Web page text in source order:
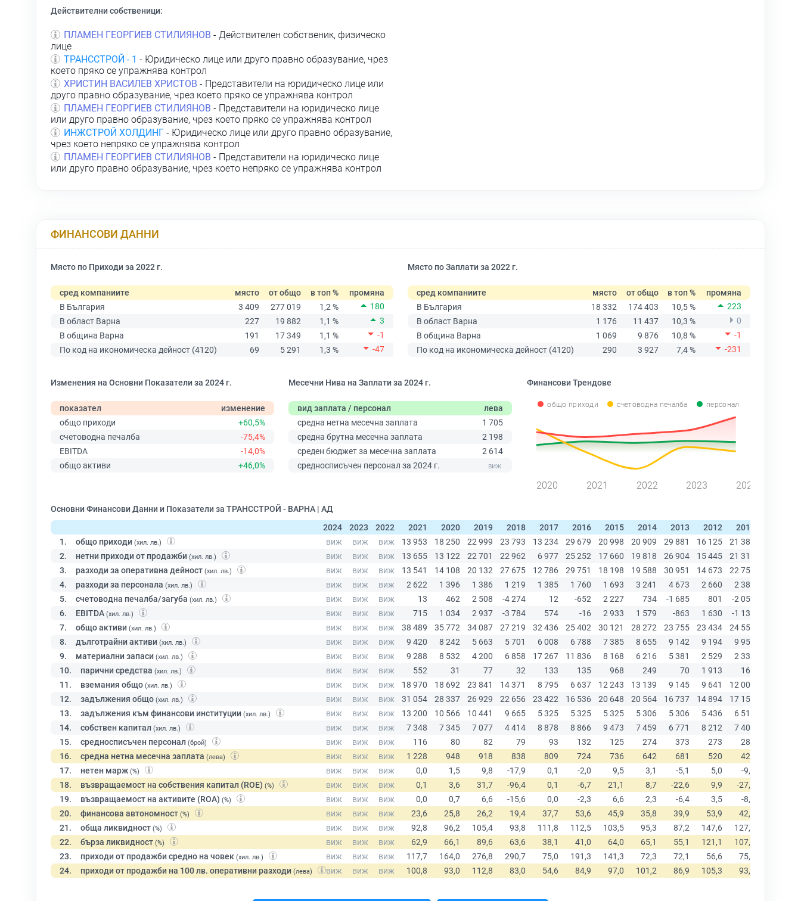
Действителни собственици:
ПЛАМЕН ГЕОРГИЕВ СТИЛИЯНОВ - Действителен собственик, физическо
лице
ТРАНССТРОЙ - 1 - Юридическо лице или друго правно образувание, чрез
което пряко се упражнява контрол
ХРИСТИН ВАСИЛЕВ ХРИСТОВ - Представители на юридическо лице или
друго правно образувание, чрез което пряко се упражнява контрол
ПЛАМЕН ГЕОРГИЕВ СТИЛИЯНОВ - Представители на юридическо лице
или друго правно образувание, чрез което пряко се упражнява контрол
ИНЖСТРОЙ ХОЛДИНГ - Юридическо лице или друго правно образувание,
чрез което непряко се упражнява контрол
ПЛАМЕН ГЕОРГИЕВ СТИЛИЯНОВ - Представители на юридическо лице
или друго правно образувание, чрез което непряко се упражнява контрол
ФИНАНСОВИ ДАННИ
Място по Приходи за 2022 г.
сред компаниите място от общо в топ %
промяна
В България
3 409 277 019 1,2 %
180
В област Варна
227 19 882 1,1 %
3
В община Варна
191 17 349 1,1 %
-1
По код на икономическа дейност (4120)
69 5 291 1,3 % -47
Място по Заплати за 2022 г.
сред компаниите място от общо в топ %
промяна
В България
18 332 174 403 10,5 %
223
В област Варна
1 176 11 437 10,3 %
0
В община Варна
1 069 9 876 10,8 %
-1
По код на икономическа дейност (4120)
290 3 927 7,4 % -231
Изменения на Основни Показатели за 2024 г.
показател
изменение
общо приходи
+60,5%
счетоводна печалба
-75,4%
EBITDA
-14,0%
общо активи
+46,0%
Месечни Нива на Заплати за 2024 г.
вид заплата / персонал
лева
средна нетна месечна заплата
1 705
средна брутна месечна заплата
2 198
среден бюджет за месечна заплата
2 614
средносписъчен персонал за 2024 г.
Финансови Трендове
общо приходи счетоводна печалба персонал
2020 2021 2022 2023 2024
Основни Финансови Данни и Показатели за ТРАНССТРОЙ - ВАРНА | АД
2024
2023 2022 2021 2020 2019 2018 2017 2016 2015 2014 2013 2012 2011
1.
общо приходи (хил. лв.)
2. нетни приходи от продажби (хил. лв.)
3. разходи за оперативна дейност (хил. лв.)
4. разходи за персонала (хил. лв.)
5. счетоводна печалба/загуба (хил. лв.)
6. EBITDA (хил. лв.)
7. общо активи (хил. лв.)
8. дълготрайни активи (хил. лв.)
9. материални запаси (хил. лв.)
10. парични средства (хил. лв.)
11. вземания общо (хил. лв.)
12. задължения общо (хил. лв.)
13. задължения към финансови институции (хил. лв.)
14. собствен капитал (хил. лв.)
15. средносписъчен персонал (брой)
16. средна нетна месечна заплата (лева)
17. нетен марж (%)
18. възвращаемост на собствения капитал (ROE) (%)
19. възвращаемост на активите (ROA) (%)
20. финансова автономност (%)
21. обща ликвидност (%)
22. бърза ликвидност (%)
23. приходи от продажби средно на човек (хил. лв.)
24. приходи от продажби на 100 лв. оперативни разходи (лева)